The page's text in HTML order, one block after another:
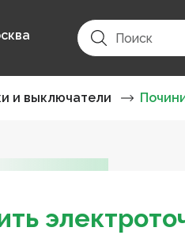
и выключатели